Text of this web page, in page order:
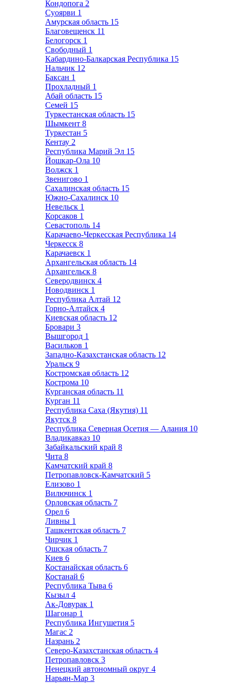
Кондопога 2
Суоярви 1
Амурская область 15
Благовещенск 11
Белогорск 1
Свободный 1
Кабардино-Балкарская Республика 15
Нальчик 12
Баксан 1
Прохладный 1
Абай область 15
Семей 15
Туркестанская область 15
Шымкент 8
Туркестан 5
Кентау 2
Республика Марий Эл 15
Йошкар-Ола 10
Волжск 1
Звенигово 1
Сахалинская область 15
Южно-Сахалинск 10
Невельск 1
Корсаков 1
Севастополь 14
Карачаево-Черкесская Республика 14
Черкесск 8
Карачаевск 1
Архангельская область 14
Архангельск 8
Северодвинск 4
Новодвинск 1
Республика Алтай 12
Горно-Алтайск 4
Киевская область 12
Бровари 3
Вышгород 1
Васильков 1
Западно-Казахстанская область 12
Уральск 9
Костромская область 12
Кострома 10
Курганская область 11
Курган 11
Республика Саха (Якутия) 11
Якутск 8
Республика Северная Осетия — Алания 10
Владикавказ 10
Забайкальский край 8
Чита 8
Камчатский край 8
Петропавловск-Камчатский 5
Елизово 1
Вилючинск 1
Орловская область 7
Орел 6
Ливны 1
Ташкентская область 7
Чирчик 1
Ошская область 7
Киев 6
Костанайская область 6
Костанай 6
Республика Тыва 6
Кызыл 4
Ак-Довурак 1
Шагонар 1
Республика Ингушетия 5
Магас 2
Назрань 2
Северо-Казахстанская область 4
Петропавловск 3
Ненецкий автономный округ 4
Нарьян-Мар 3